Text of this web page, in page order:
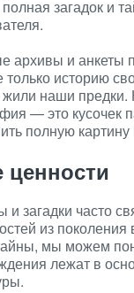
полная загадок и
архивы и анкеты
историю
наши предки.
— это кусочек
полную
загадки часто
из поколения
мы можем
лежат в